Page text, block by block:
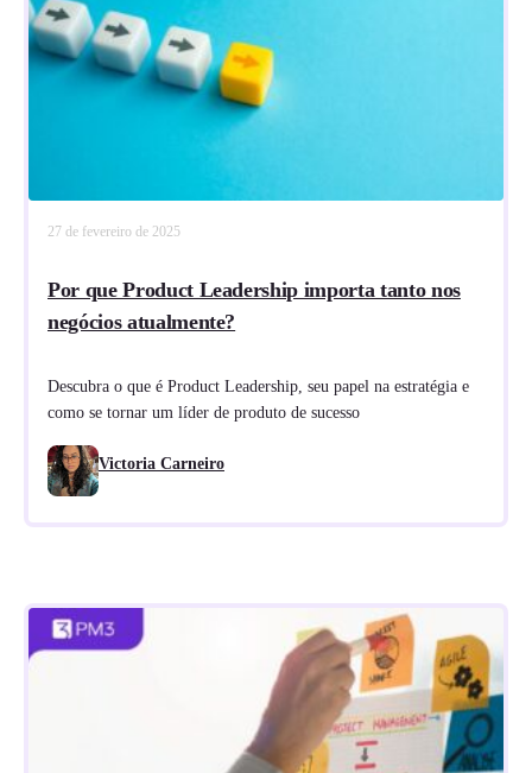
27 de fevereiro de 2025
Por que Product Leadership importa tanto nos
negócios atualmente?
Descubra o que é Product Leadership, seu papel na estratégia e
como se tornar um líder de produto de sucesso
Victoria Carneiro